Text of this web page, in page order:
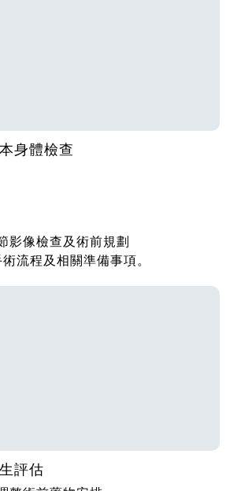
身體檢查
影像檢查及術前規劃
流程及相關準備事項。
評估